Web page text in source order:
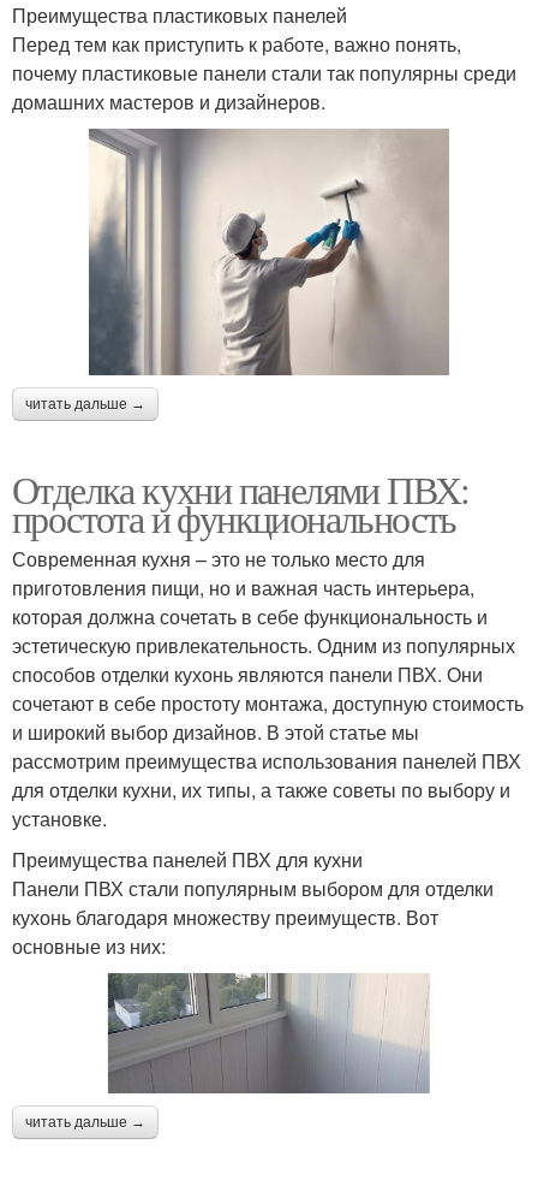
Преимущества пластиковых панелей
Перед тем как приступить к работе, важно понять,
почему пластиковые панели стали так популярны среди
домашних мастеров и дизайнеров.
читать дальше →
Отделка кухни панелями ПВХ:
простота и функциональность
Современная кухня – это не только место для
приготовления пищи, но и важная часть интерьера,
которая должна сочетать в себе функциональность и
эстетическую привлекательность. Одним из популярных
способов отделки кухонь являются панели ПВХ. Они
сочетают в себе простоту монтажа, доступную стоимость
и широкий выбор дизайнов. В этой статье мы
рассмотрим преимущества использования панелей ПВХ
для отделки кухни, их типы, а также советы по выбору и
установке.
Преимущества панелей ПВХ для кухни
Панели ПВХ стали популярным выбором для отделки
кухонь благодаря множеству преимуществ. Вот
основные из них:
читать дальше →